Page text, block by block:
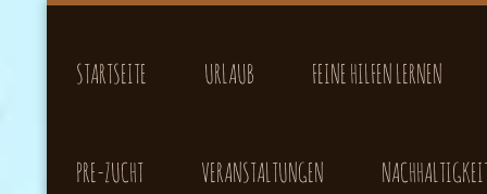
STARTSEITE URLAUB FEINE HILFEN LERNEN
PRE-ZUCHT VERANSTALTUNGEN